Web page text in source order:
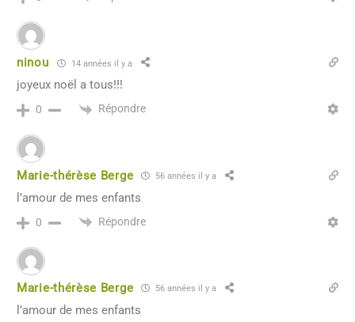
ninou 14 années il y a
joyeux noël a tous!!!
0 Répondre
Marie-thérèse Berge 56 années il y a
l’amour de mes enfants
0 Répondre
Marie-thérèse Berge 56 années il y a
l’amour de mes enfants